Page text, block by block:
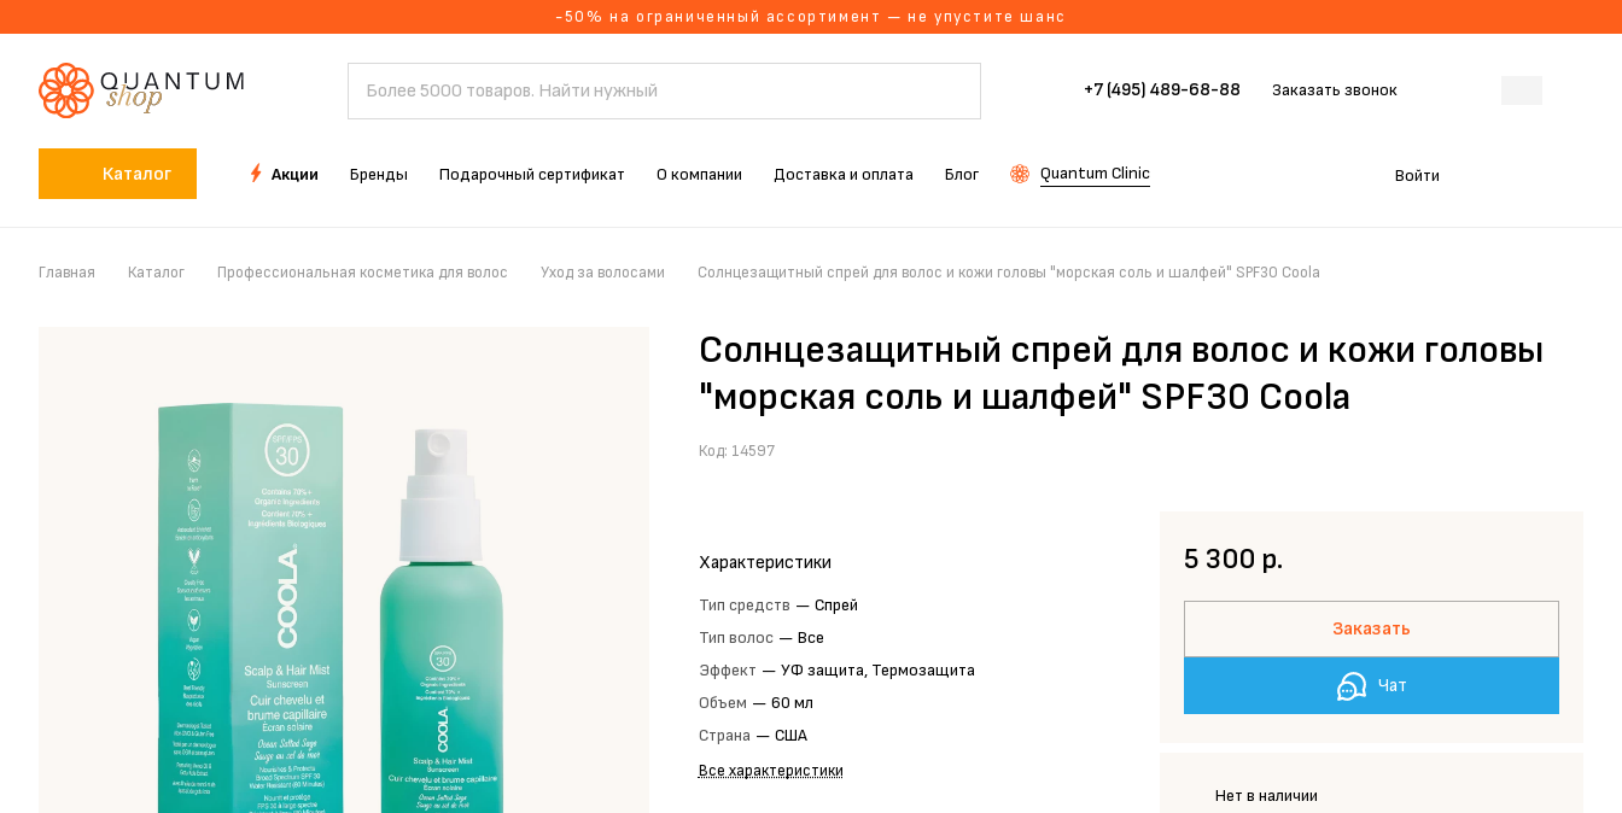
-50% на ограниченный ассортимент — не упустите шанс
+7 (495) 489-68-88 Заказать звонок
Каталог Акции Бренды Подарочный сертификат О компании Доставка и оплата Блог Quantum Clinic Войти
Главная Каталог Профессиональная косметика для волос Уход за волосами Солнцезащитный спрей для волос и кожи головы "морская соль и шалфей" SPF30 Coola
Солнцезащитный спрей для волос и кожи головы
"морская соль и шалфей" SPF30 Coola
Код: 14597
Характеристики
Тип средств — Спрей
Тип волос — Все
Эффект — УФ защита, Термозащита
Объем — 60 мл
Страна — США
Все характеристики
5 300 р.
Заказать
Чат
Нет в наличии